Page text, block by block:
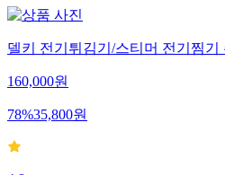
델키 전기튀김기/스티머 전기찜기
160,000원
78%35,800원